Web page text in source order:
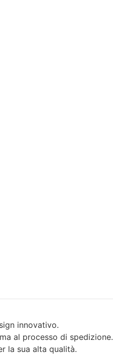
innovativo.
al processo di spedizione.
la sua alta qualità.